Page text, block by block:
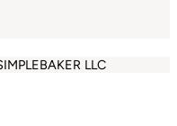
LLC